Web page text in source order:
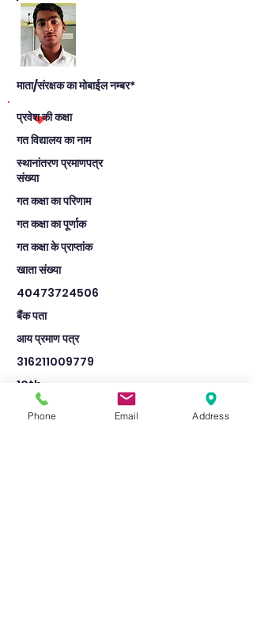
माता/संरक्षक का मोबाईल नम्बर*
प्रवेश की कक्षा
गत विद्यालय का नाम
स्थानांतरण प्रमाणपत्र
संख्या
गत कक्षा का परिणाम
गत कक्षा का पूर्णाक
गत कक्षा के प्राप्तांक
खाता संख्या
40473724506
बैंक पता
आय प्रमाण पत्र
316211009779
10th
LALA SIYARAM I C SARSAI NAWAR
ETAWAH
Phone Email Address